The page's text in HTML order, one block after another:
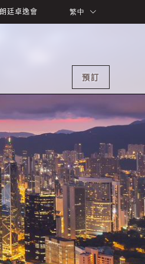
朗廷卓逸會 繁中
預訂